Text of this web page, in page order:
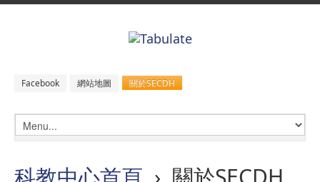
Facebook 網站地圖 關於SECDH